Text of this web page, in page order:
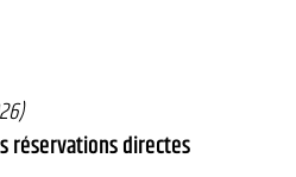
réservations directes